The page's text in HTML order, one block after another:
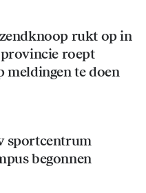
rukt op in
roept
meldingen te doen
sportcentrum
begonnen